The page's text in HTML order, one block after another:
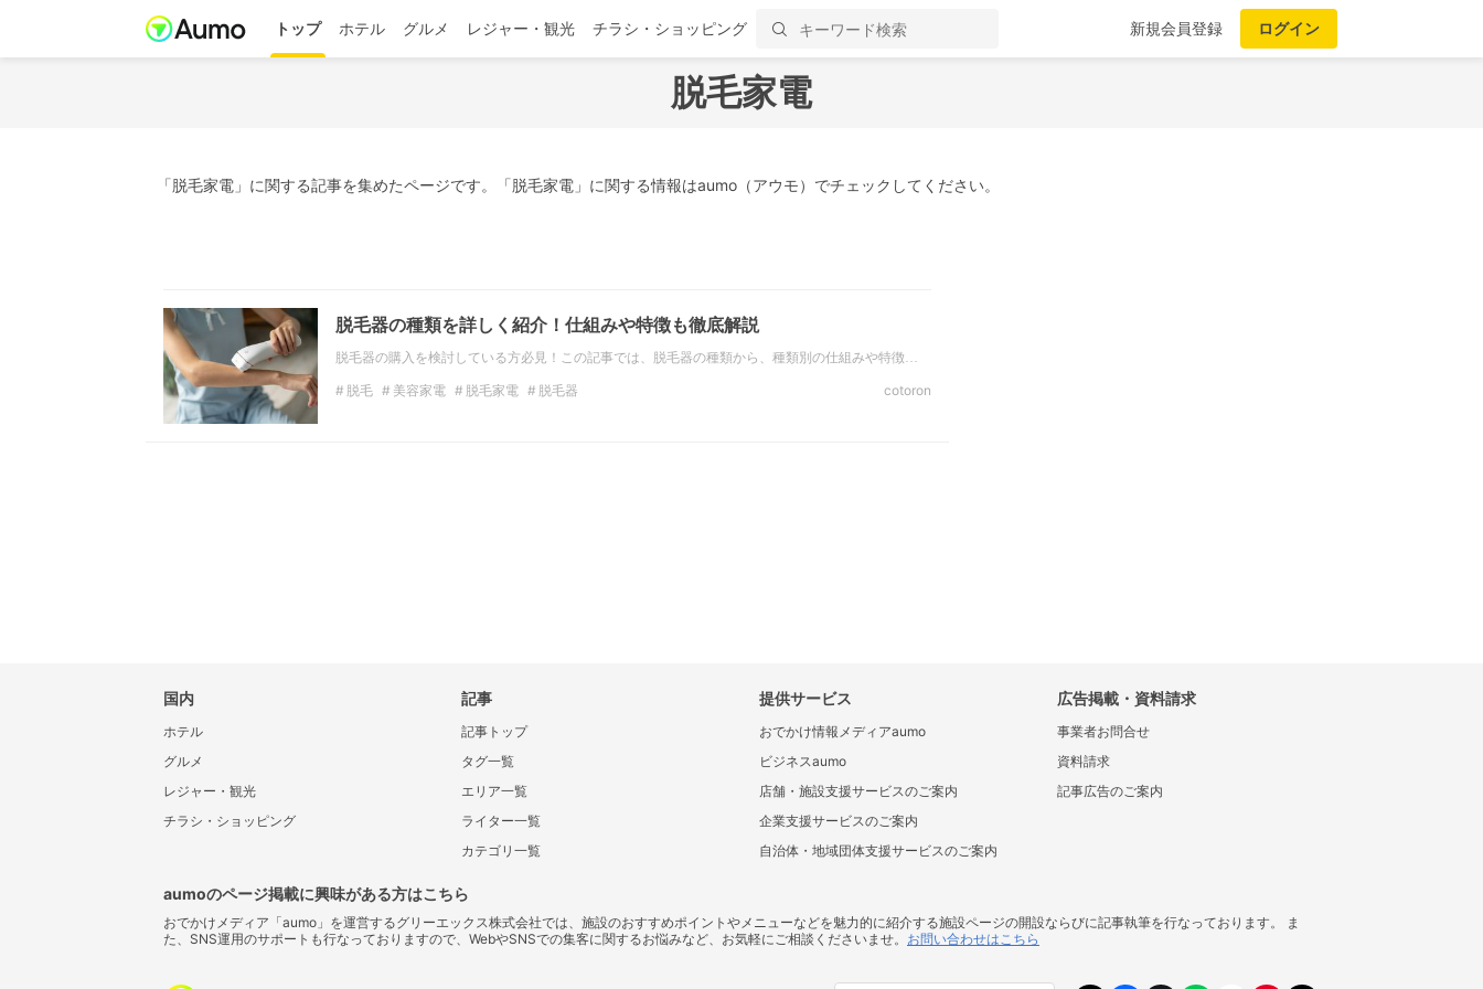
トップ ホテル グルメ レジャー・観光 チラシ・ショッピング 新規会員登録 ログイン
脱毛家電
「脱毛家電」に関する記事を集めたページです。「脱毛家電」に関する情報はaumo（アウモ）でチェックしてください。
脱毛器の種類を詳しく紹介！仕組みや特徴も徹底解説
脱毛器の購入を検討している方必見！この記事では、脱毛器の種類から、種類別の仕組みや特徴…
脱毛 美容家電 脱毛家電 脱毛器 cotoron
国内
ホテル
グルメ
レジャー・観光
チラシ・ショッピング
記事
記事トップ
タグ一覧
エリア一覧
ライター一覧
カテゴリ一覧
提供サービス
おでかけ情報メディアaumo
ビジネスaumo
店舗・施設支援サービスのご案内
企業支援サービスのご案内
自治体・地域団体支援サービスのご案内
広告掲載・資料請求
事業者お問合せ
資料請求
記事広告のご案内
aumoのページ掲載に興味がある方はこちら
おでかけメディア「aumo」を運営するグリーエックス株式会社では、施設のおすすめポイントやメニューなどを魅力的に紹介する施設ページの開設ならびに記事執筆を行なっております。 ま
た、SNS運用のサポートも行なっておりますので、WebやSNSでの集客に関するお悩みなど、お気軽にご相談くださいませ。 お問い合わせはこちら